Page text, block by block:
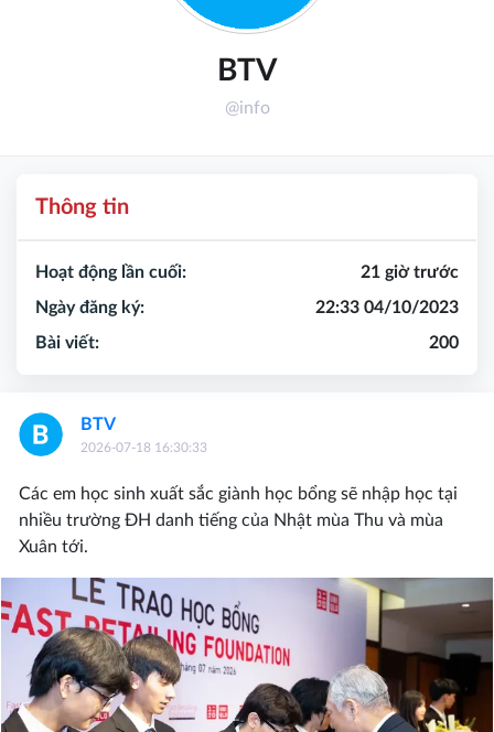
BTV
@info
BTV
2026-07-18 16:30:33
Các em học sinh xuất sắc giành học bổng sẽ nhập học tại
nhiều trường ĐH danh tiếng của Nhật mùa Thu và mùa
Xuân tới.
Thông tin
Hoạt động lần cuối:
21 giờ trước
Ngày đăng ký:
22:33 04/10/2023
Bài viết:
200